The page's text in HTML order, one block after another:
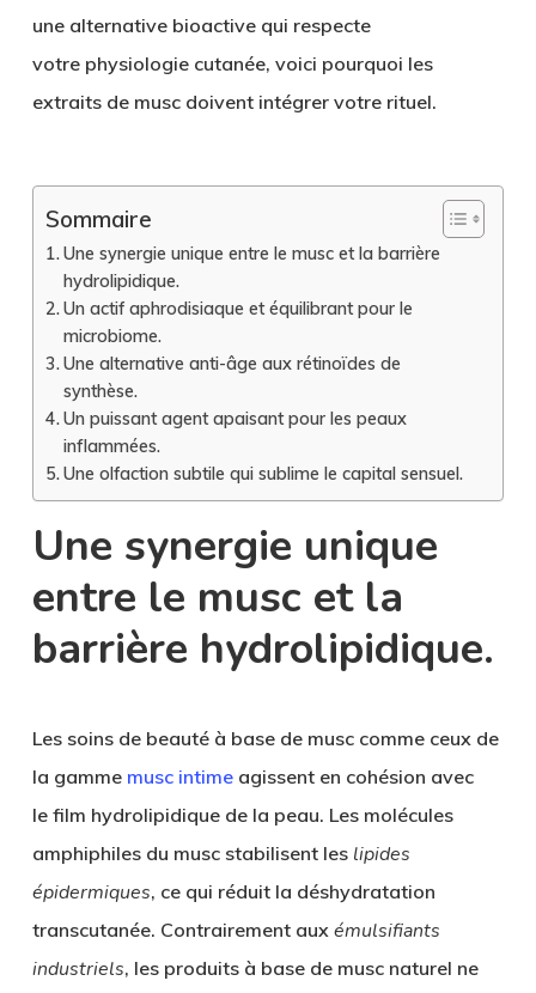
une alternative bioactivequi respecte
votre physiologie cutanée, voici pourquoi les
extraits de musc doivent intégrer votre rituel.
Sommaire
Une synergie unique entre le musc et la barrière
hydrolipidique.
Un actif aphrodisiaque et équilibrant pour le
microbiome.
Une alternative anti-âge aux rétinoïdes de
synthèse.
Un puissant agent apaisant pour les peaux
inflammées.
Une olfaction subtile qui sublime le capital sensuel.
Une synergie unique
entre le musc et la
barrière hydrolipidique.
Les soins de beauté à base de musccomme ceux de
la gamme musc intimeagissent en cohésion avec
le film hydrolipidiquede la peau. Les molécules
amphiphilesdu musc stabilisent les lipides
épidermiques, ce qui réduit la déshydratation
transcutanée. Contrairement aux émulsifiants
industriels, les produits à base de musc naturel ne